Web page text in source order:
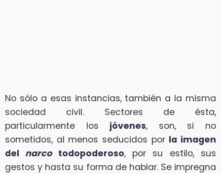
No sólo a esas instancias, también a la misma
sociedad civil. Sectores de ésta,
particularmente los jóvenes, son, si no
sometidos, al menos seducidos por la imagen
del narcotodopoderoso, por su estilo, sus
gestos y hasta su forma de hablar. Se impregna